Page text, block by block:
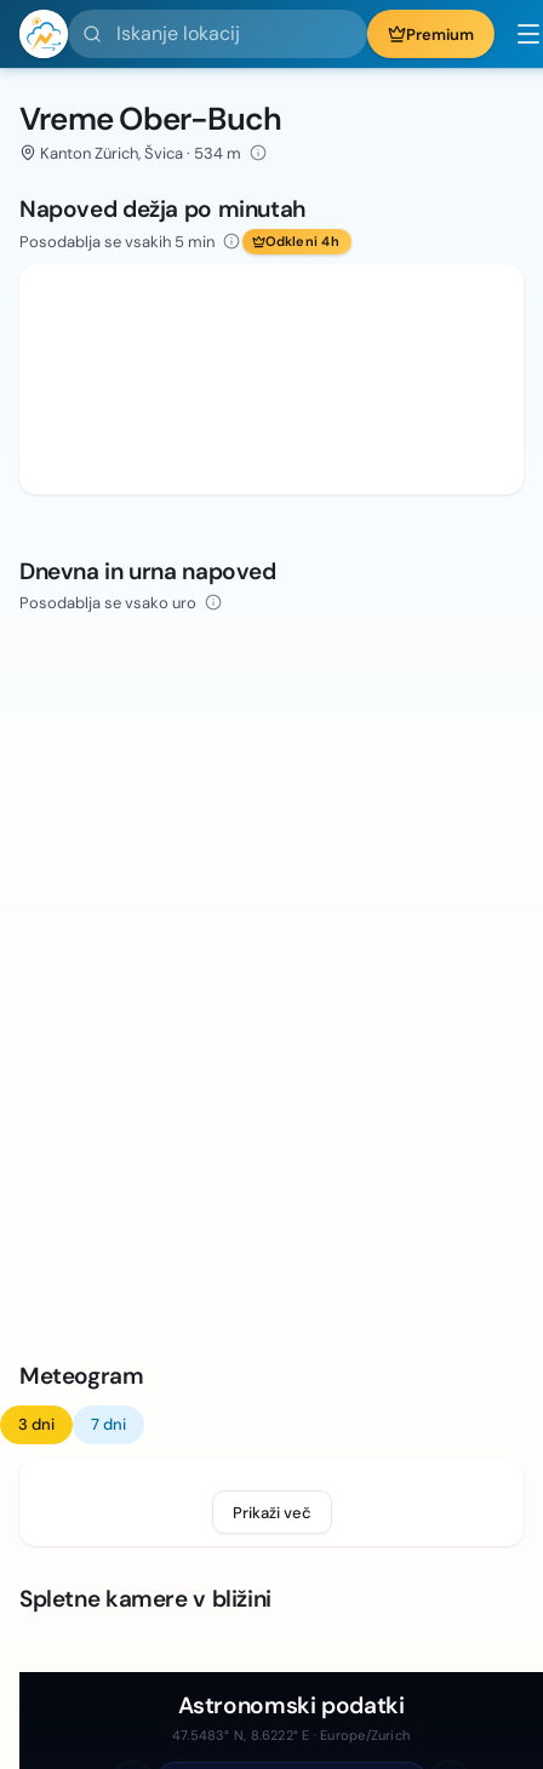
Iskanje lokacij Premium
Vreme Ober-Buch
Kanton Zürich, Švica · 534 m
Napoved dežja po minutah
Posodablja se vsakih 5 min Odkleni 4h
Dnevna in urna napoved
Posodablja se vsako uro
Meteogram
3 dni 7 dni
Prikaži več
Spletne kamere v bližini
Astronomski podatki
47.5483° N, 8.6222° E · Europe/Zurich